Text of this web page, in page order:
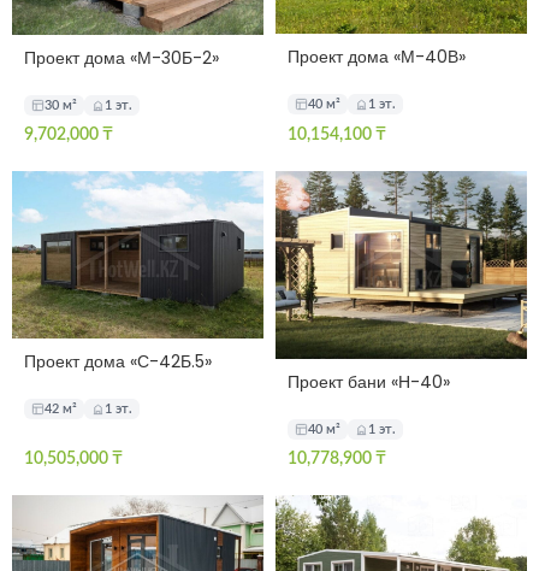
Проект дома «М-30Б-2»
30 м² 1 эт.
9,702,000 ₸
Проект дома «М-40В»
40 м² 1 эт.
10,154,100 ₸
Проект дома «С-42Б.5»
42 м² 1 эт.
10,505,000 ₸
Проект бани «Н-40»
40 м² 1 эт.
10,778,900 ₸